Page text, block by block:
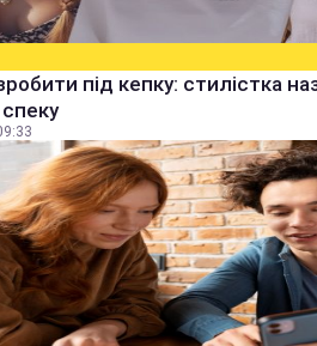
під кепку: стилістка